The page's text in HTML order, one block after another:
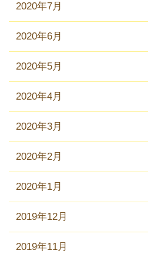
2020年7月
2020年6月
2020年5月
2020年4月
2020年3月
2020年2月
2020年1月
2019年12月
2019年11月